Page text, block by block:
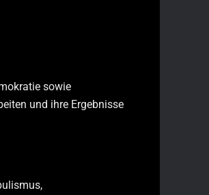
sowie
und ihre Ergebnisse